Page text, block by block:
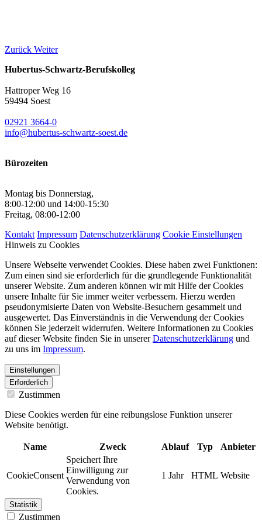
Zurück Weiter
Hubertus-Schwartz-Berufskolleg
Hattroper Weg 16
59494 Soest
02921 3664-0
info@hubertus-schwartz-soest.de
Bürozeiten
Montag bis Donnerstag,
8:00-12:00 und 14:00-15:30
Freitag, 08:00-12:00
Kontakt Impressum Datenschutzerklärung Cookie Einstellungen
Hinweis zu Cookies
Unsere Webseite verwendet Cookies. Diese haben zwei Funktionen:
Zum einen sind sie erforderlich für die grundlegende Funktionalität
unserer Website. Zum anderen können wir mit Hilfe der Cookies
unsere Inhalte für Sie immer weiter verbessern. Hierzu werden
pseudonymisierte Daten von Website-Besuchern gesammelt und
ausgewertet. Das Einverständnis in die Verwendung der Cookies
können Sie jederzeit widerrufen. Weitere Informationen zu Cookies
auf dieser Website finden Sie in unsererDatenschutzerklärung und
zu uns im Impressum.
Einstellungen
Erforderlich
Zustimmen
Diese Cookies werden für eine reibungslose Funktion unserer
Website benötigt.
Name Zweck Ablauf Typ Anbieter
CookieConsent
Speichert Ihre
Einwilligung zur
Verwendung von
Cookies.
1 Jahr HTML Website
Statistik
Zustimmen